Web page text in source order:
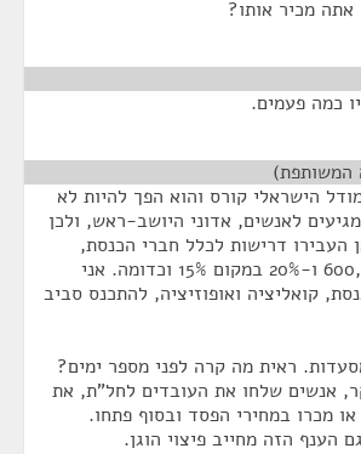
אתה מכיר אותו?
כמה פעמים.
המשותפת)
הישראלי קורס והוא הפך להיות לא
מגיעים לאנשים, אדוני היושב-ראש, ולכן
העבירו דרישות לכלל חברי הכנסת,
לגבי תקרה של 600,000 ו-20% במקום 15% וכדומה. אני
קואליציה ואופוזיציה, להתכנס סביב
ראית מה קרה לפני מספר ימים?
אנשים שלחו את העובדים לחל"ת, את
מכרו במחירי הפסד ובסוף פתחו.
הענף הזה מחייב פיצוי הוגן.